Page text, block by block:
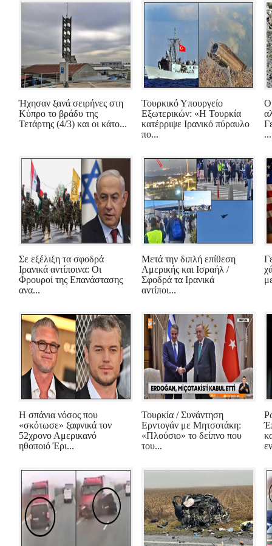
Ήχησαν ξανά σειρήνες στη
Κύπρο το βράδυ της
Τετάρτης (4/3) και οι κάτο...
Τουρκικό Υπουργείο
Εξωτερικών: «Η Τουρκία
κατέρριψε Ιρανικό πύραυλο
πο...
...
Σε εξέλιξη τα σφοδρά
Ιρανικά αντίποινα: Οι
Φρουροί της Επανάστασης
ανα...
Μετά την διπλή επίθεση
Αμερικής και Ισραήλ /
Σφοδρά τα Ιρανικά
αντίποι...
Η σπάνια νόσος που
«σκότωσε» ξαφνικά τον
52χρονο Αμερικανό
ηθοποιό Έρι...
Τουρκία / Συνάντηση
Ερντογάν με Μητσοτάκη:
«Πλούσιο» το δείπνο που
του...